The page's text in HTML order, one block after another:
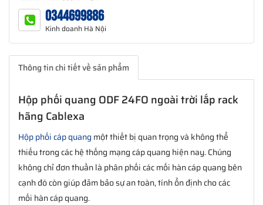
0344699886
Kinh doanh Hà Nội
Thông tin chi tiết về sản phẩm
Hộp phối quang ODF 24FO ngoài trời lắp rack
hãng Cablexa
Hộp phối cáp quang một thiết bị quan trọng và không thể
thiếu trong các hệ thống mạng cáp quang hiện nay. Chúng
không chỉ đơn thuần là phân phối các mối hàn cáp quang bên
cạnh đó còn giúp đảm bảo sự an toàn, tính ổn định cho các
mối hàn cáp quang.